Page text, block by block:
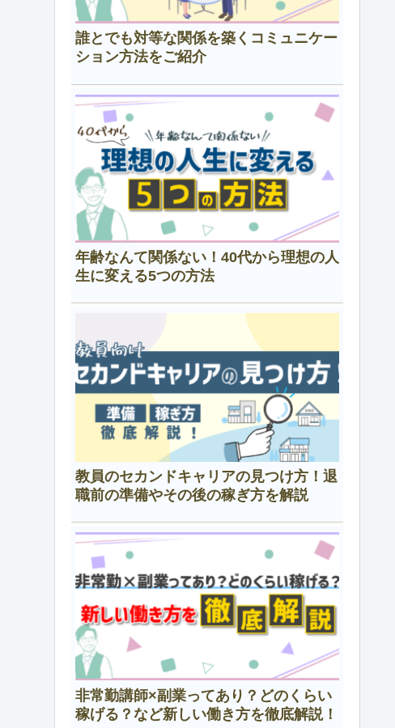
誰とでも対等な関係を築くコミュニケー
ション方法をご紹介
年齢なんて関係ない！40代から理想の人
生に変える5つの方法
教員のセカンドキャリアの見つけ方！退
職前の準備やその後の稼ぎ方を解説
非常勤講師×副業ってあり？どのくらい
稼げる？など新しい働き方を徹底解説！